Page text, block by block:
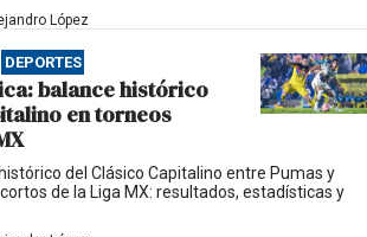
López
DEPORTES
balance histórico
en torneos
del Clásico Capitalino entre Pumas y
de la Liga MX: resultados, estadísticas y